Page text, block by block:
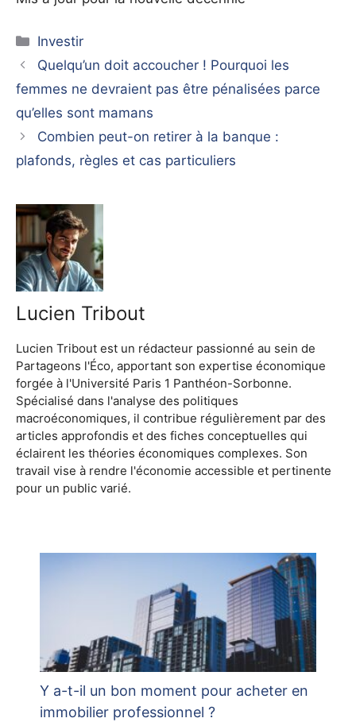
Catégories
Investir
Quelqu’un doit accoucher ! Pourquoi les
femmes ne devraient pas être pénalisées parce
qu’elles sont mamans
Combien peut-on retirer à la banque :
plafonds, règles et cas particuliers
Lucien Tribout
Lucien Tribout est un rédacteur passionné au sein de
Partageons l'Éco, apportant son expertise économique
forgée à l'Université Paris 1 Panthéon-Sorbonne.
Spécialisé dans l'analyse des politiques
macroéconomiques, il contribue régulièrement par des
articles approfondis et des fiches conceptuelles qui
éclairent les théories économiques complexes. Son
travail vise à rendre l'économie accessible et pertinente
pour un public varié.
Y a-t-il un bon moment pour acheter en
immobilier professionnel ?